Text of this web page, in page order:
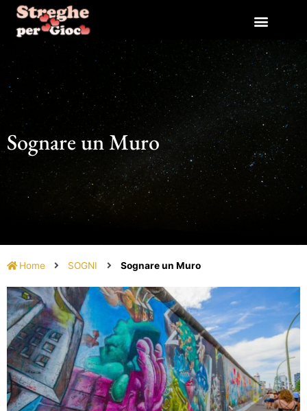
contenuto
Sognare un Muro
Home SOGNI Sognare un Muro